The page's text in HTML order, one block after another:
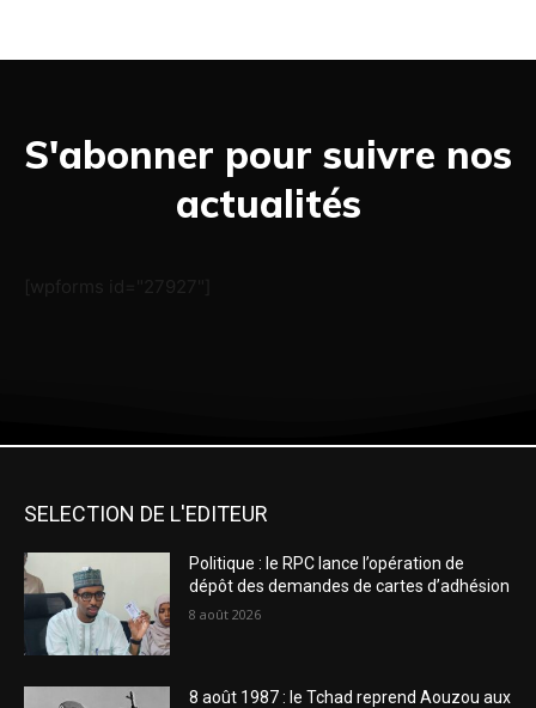
S'abonner pour suivre nos
actualités
[wpforms id="27927"]
SELECTION DE L'EDITEUR
Politique : le RPC lance l’opération de
dépôt des demandes de cartes d’adhésion
8 août 2026
8 août 1987 : le Tchad reprend Aouzou aux